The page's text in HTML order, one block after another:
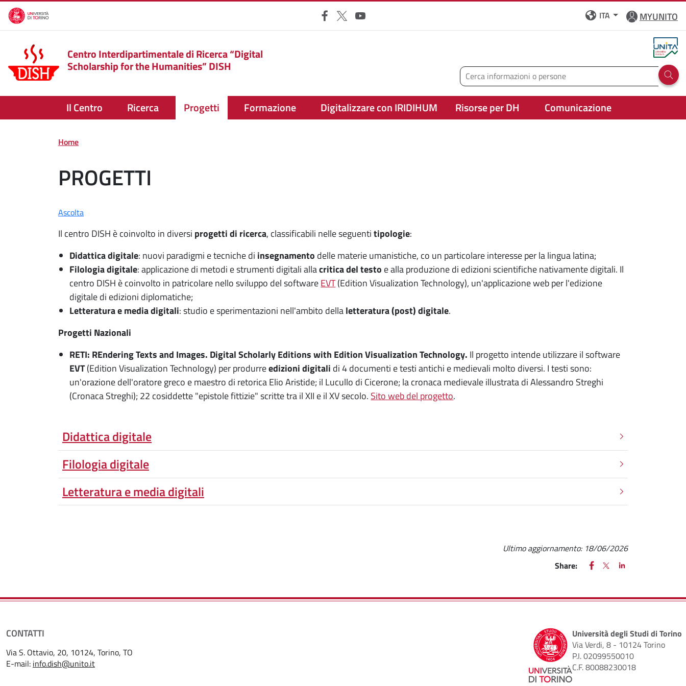
Salta al contenuto principale
Facebook
X YouTube
ITA MYUNITO
Centro Interdipartimentale di Ricerca “Digital
Scholarship for the Humanities” DISH Cerca
Run
Il Centro Ricerca Progetti Formazione Digitalizzare con IRIDIHUM Risorse per DH Comunicazione
Home
PROGETTI
Ascolta
Il centro DISH è coinvolto in diversi progetti di ricerca, classificabili nelle seguentitipologie:
Didattica digitale: nuovi paradigmi e tecniche di insegnamento delle materie umanistiche, co un particolare interesse per la lingua latina;
Filologia digitale: applicazione di metodi e strumenti digitali allacritica del testo e alla produzione di edizioni scientifiche nativamente digitali. Il
centro DISH è coinvolto in patricolare nello sviluppo del softwareEVT(Edition Visualization Technology), un'applicazione web per l'edizione
digitale di edizioni diplomatiche;
Letteratura e media digitali: studio e sperimentazioni nell'ambito dellaletteratura (post) digitale.
Progetti Nazionali
RETI: REndering Texts and Images. Digital Scholarly Editions with Edition Visualization Technology. Il progetto intende utilizzare il software
EVT(Edition Visualization Technology) per produrreedizioni digitali di 4 documenti e testi antichi e medievali molto diversi. I testi sono:
un'orazione dell'oratore greco e maestro di retorica Elio Aristide; il Lucullo di Cicerone; la cronaca medievale illustrata di Alessandro Streghi
(Cronaca Streghi); 22 cosiddette "epistole fittizie" scritte tra il XII e il XV secolo. Sito web del progetto.
Didattica digitale
Filologia digitale
Letteratura e media digitali
Ultimo aggiornamento: 18/06/2026
Share:
FACEBOOK
(apre una nuova finestra)
X
(apre una nuova
LINKEDIN
(apre una nuova
CONTATTI
Via S. Ottavio, 20, 10124, Torino, TO
E-mail: info.dish@unito.it
Università degli Studi di Torino
Via Verdi, 8 - 10124 Torino
P.I. 02099550010
C.F. 80088230018